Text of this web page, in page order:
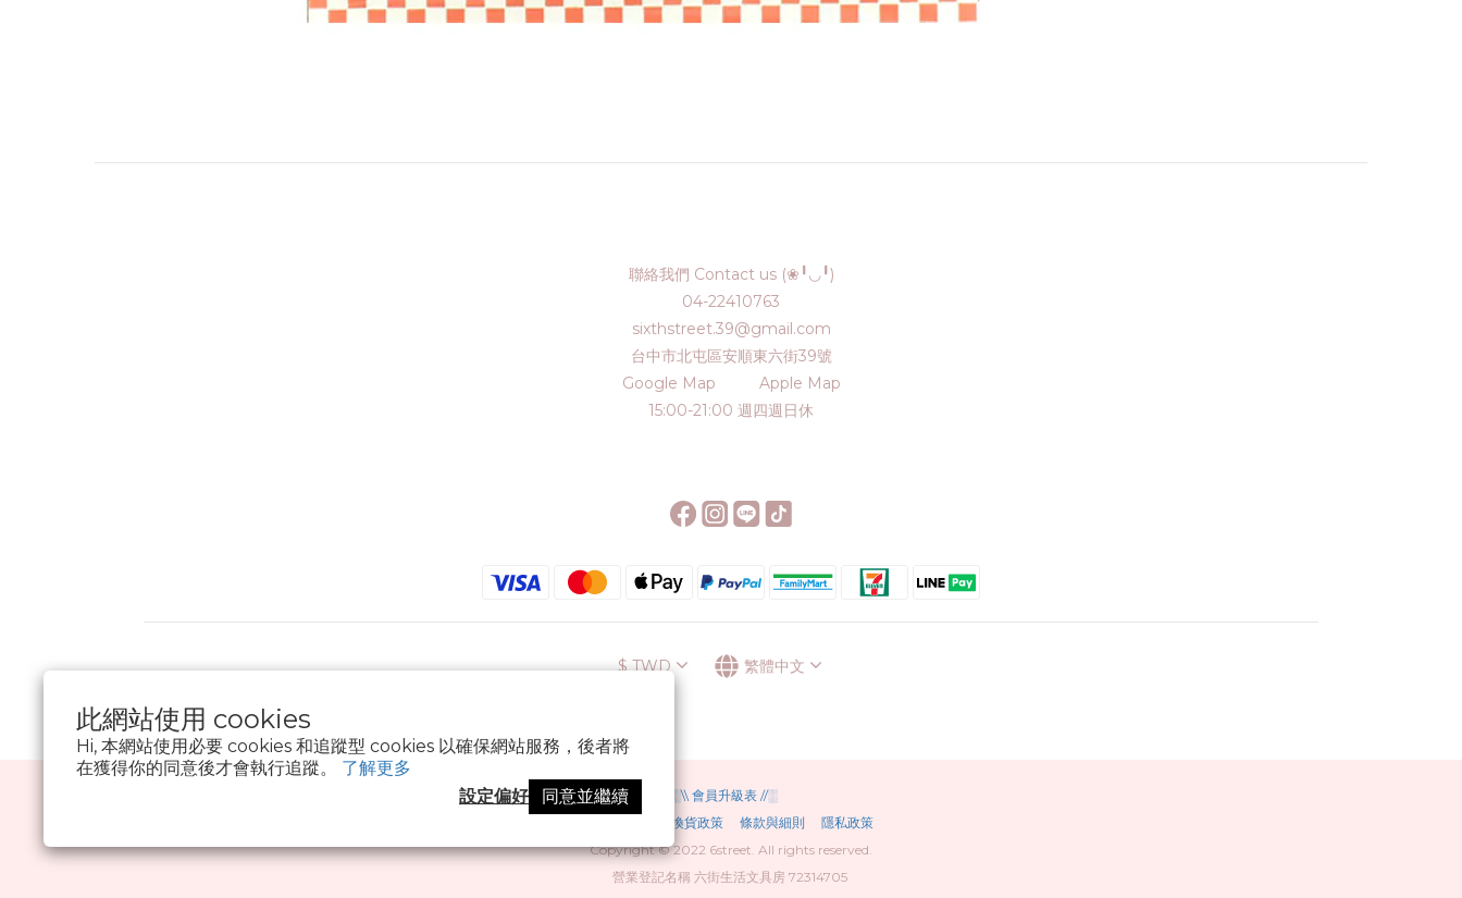
此網站使用 cookies
Hi, 本網站使用必要 cookies 和追蹤型 cookies 以確保網站服務，後者將
在獲得你的同意後才會執行追蹤。 了解更多
設定偏好
同意並繼續
聯絡我們 Contact us (❀╹◡╹)
04-22410763
sixthstreet.39@gmail.com
台中市北屯區安順東六街39號
Google Map
Apple Map
15:00-21:00 週四週日休
$ TWD 繁體中文
░\\ 會員升級表 //░
退換貨政策 條款與細則
隱私政策
Copyright © 2022 6street. All rights reserved.
營業登記名稱 六街生活文具房 72314705